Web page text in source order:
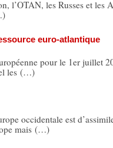
l’OTAN, les Russes et les
euro-atlantique
pour le 1er juillet
les (…)
occidentale est
mais (…)